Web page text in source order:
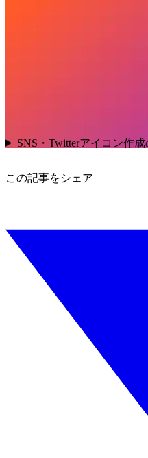
SNS・Twitterアイコン作
この記事をシェア